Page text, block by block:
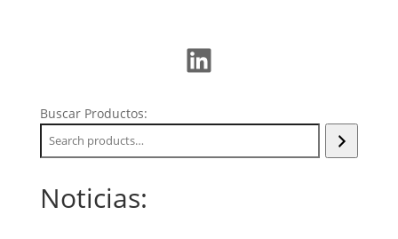
LinkedIn
Buscar Productos:
Noticias: